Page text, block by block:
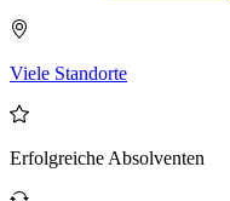
Viele Standorte
Erfolgreiche Absolventen